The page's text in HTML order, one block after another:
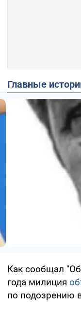
Главные
Как сообщал
года милиция
по подозрению